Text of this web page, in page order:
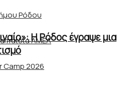
Ρόδου
παιδιά ΑΜΕΑ
Camp 2026
Η Ρόδος έγραψε μια